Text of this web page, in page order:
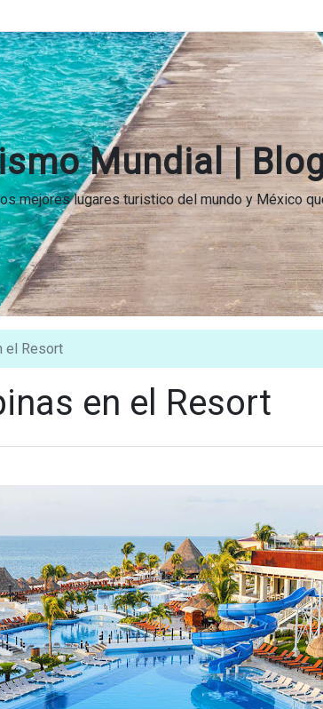
Mundial |
mejores lugares turistico del mundo y México
el Resort
en el Resort